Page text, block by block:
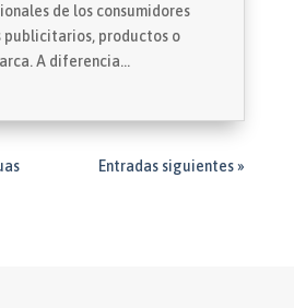
de los consumidores
productos o
A diferencia...
Entradas siguientes »